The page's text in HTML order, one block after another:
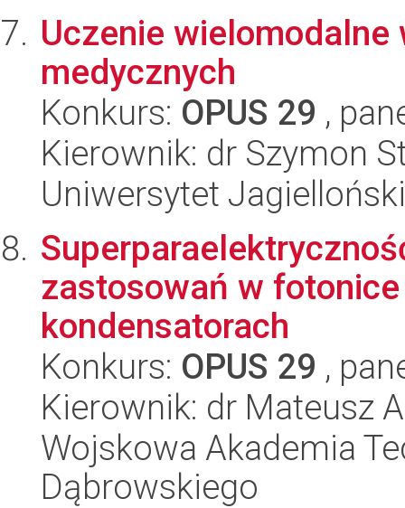
Uczenie wielomodalne
medycznych
Konkurs: OPUS 29 ,
Kierownik: dr Szymon
Uniwersytet Jagielloński
zastosowań w
kondensatorach
Konkurs: OPUS 29 ,
Kierownik: dr Mateusz
Wojskowa Akademia
Dąbrowskiego